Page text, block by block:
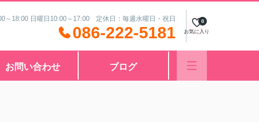
～18:00 日曜日10:00～17:00 定休日：毎週水曜日・祝日
086-222-5181 お気に入り
0
お問い合わせ ブログ